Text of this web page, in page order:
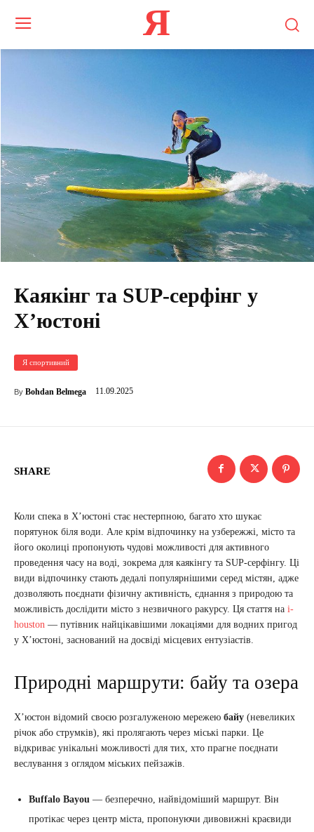
Я
Каякінг та SUP-серфінг у
Х’юстоні
Я спортивний
By Bohdan Belmega 11.09.2025
SHARE
Коли спека в Х’юстоні стає нестерпною, багато хто шукає
порятунок біля води. Але крім відпочинку на узбережжі, місто та
його околиці пропонують чудові можливості для активного
проведення часу на воді, зокрема для каякінгу та SUP-серфінгу. Ці
види відпочинку стають дедалі популярнішими серед містян, адже
дозволяють поєднати фізичну активність, єднання з природою та
можливість дослідити місто з незвичного ракурсу. Ця стаття на i-
houston — путівник найцікавішими локаціями для водних пригод
у Х’юстоні, заснований на досвіді місцевих ентузіастів.
Природні маршрути: байу та озера
Х’юстон відомий своєю розгалуженою мережею байу (невеликих
річок або струмків), які пролягають через міські парки. Це
відкриває унікальні можливості для тих, хто прагне поєднати
веслування з оглядом міських пейзажів.
Buffalo Bayou — безперечно, найвідоміший маршрут. Він
протікає через центр міста, пропонуючи дивовижні краєвиди